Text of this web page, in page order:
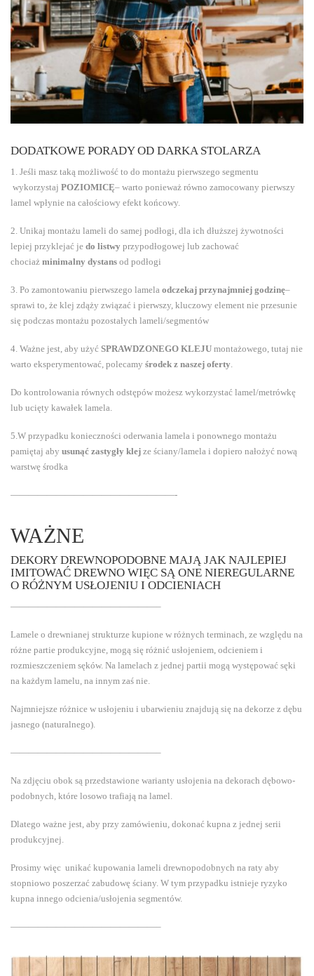
DODATKOWE PORADY OD DARKA STOLARZA
1. Jeśli masz taką możliwość to do montażu pierwszego segmentu
wykorzystaj POZIOMICĘ– warto ponieważ równo zamocowany pierwszy
lamel wpłynie na całościowy efekt końcowy.
2. Unikaj montażu lameli do samej podłogi, dla ich dłuższej żywotności
lepiej przyklejać je do listwy przypodłogowej lub zachować
chociaż minimalny dystans od podłogi
3. Po zamontowaniu pierwszego lamela odczekaj przynajmniej godzinę–
sprawi to, że klej zdąży związać i pierwszy, kluczowy element nie przesunie
się podczas montażu pozostałych lameli/segmentów
4. Ważne jest, aby użyć SPRAWDZONEGO KLEJU montażowego, tutaj nie
warto eksperymentować, polecamy środek z naszej oferty
Do kontrolowania równych odstępów możesz wykorzystać lamel/metrówkę
lub ucięty kawałek lamela.
5.W przypadku konieczności oderwania lamela i ponownego montażu
pamiętaj aby usunąć zastygły klej ze ściany/lamela i dopiero nałożyć nową
warstwę środka
——————————————————-
WAŻNE
DEKORY DREWNOPODOBNE MAJĄ JAK NAJLEPIEJ
IMITOWAĆ DREWNO WIĘC SĄ ONE NIEREGULARNE
O RÓŻNYM USŁOJENIU I ODCIENIACH
————————————————–
Lamele o drewnianej strukturze kupione w różnych terminach, ze względu na
różne partie produkcyjne, mogą się różnić usłojeniem, odcieniem i
rozmieszczeniem sęków. Na lamelach z jednej partii mogą występować sęki
na każdym lamelu, na innym zaś nie.
Najmniejsze różnice w usłojeniu i ubarwieniu znajdują się na dekorze z dębu
jasnego (naturalnego).
————————————————–
Na zdjęciu obok są przedstawione warianty usłojenia na dekorach dębowo-
podobnych, które losowo trafiają na lamel.
Dlatego ważne jest, aby przy zamówieniu, dokonać kupna z jednej serii
produkcyjnej.
Prosimy więc unikać kupowania lameli drewnopodobnych na raty aby
stopniowo poszerzać zabudowę ściany. W tym przypadku istnieje ryzyko
kupna innego odcienia/usłojenia segmentów.
————————————————–